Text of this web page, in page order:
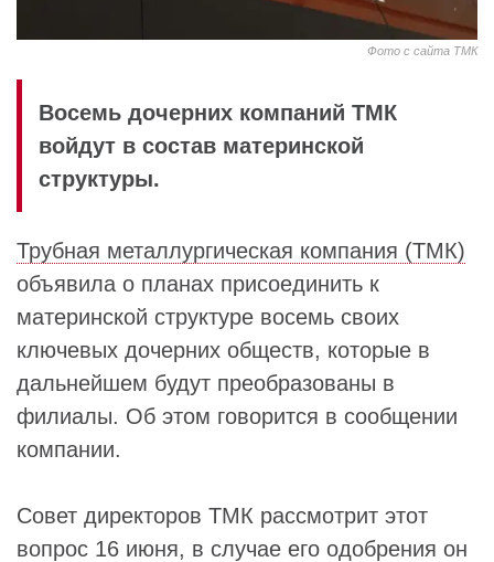
Фото с сайта ТМК
Восемь дочерних компаний ТМК
войдут в состав материнской
структуры.
Трубная металлургическая компания (ТМК)
объявила о планах присоединить к
материнской структуре восемь своих
ключевых дочерних обществ, которые в
дальнейшем будут преобразованы в
филиалы. Об этом говорится в сообщении
компании.
Совет директоров ТМК рассмотрит этот
вопрос 16 июня, в случае его одобрения он